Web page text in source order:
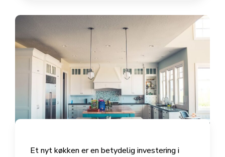
Et nyt køkken er en betydelig investering i